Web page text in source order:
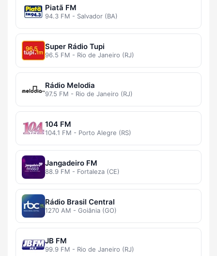
Piatã FM
94.3 FM - Salvador (BA)
Super Rádio Tupi
96.5 FM - Rio de Janeiro (RJ)
Rádio Melodia
97.5 FM - Rio de Janeiro (RJ)
104 FM
104.1 FM - Porto Alegre (RS)
Jangadeiro FM
88.9 FM - Fortaleza (CE)
Rádio Brasil Central
1270 AM - Goiânia (GO)
JB FM
99.9 FM - Rio de Janeiro (RJ)